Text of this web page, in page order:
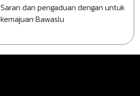
Saran dan pengaduan dengan untuk
kemajuan Bawaslu